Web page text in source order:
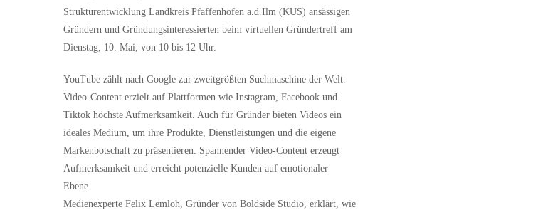
Strukturentwicklung Landkreis Pfaffenhofen a.d.Ilm (KUS) ansässigen
Gründern und Gründungsinteressierten beim virtuellen Gründertreff am
Dienstag, 10. Mai, von 10 bis 12 Uhr.
YouTube zählt nach Google zur zweitgrößten Suchmaschine der Welt.
Video-Content erzielt auf Plattformen wie Instagram, Facebook und
Tiktok höchste Aufmerksamkeit. Auch für Gründer bieten Videos ein
ideales Medium, um ihre Produkte, Dienstleistungen und die eigene
Markenbotschaft zu präsentieren. Spannender Video-Content erzeugt
Aufmerksamkeit und erreicht potenzielle Kunden auf emotionaler
Ebene.
Medienexperte Felix Lemloh, Gründer von Boldside Studio, erklärt, wie